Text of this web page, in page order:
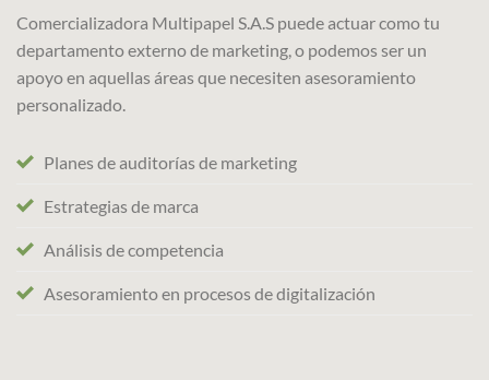
Comercializadora Multipapel S.A.S puede actuar como tu
departamento externo de marketing, o podemos ser un
apoyo en aquellas áreas que necesiten asesoramiento
personalizado.
Planes de auditorías de marketing
Estrategias de marca
Análisis de competencia
Asesoramiento en procesos de digitalización